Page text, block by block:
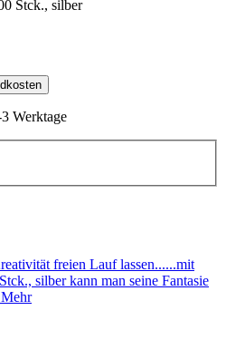
Werktage
freien Lauf lassen......mit
silber kann man seine Fantasie
Mehr